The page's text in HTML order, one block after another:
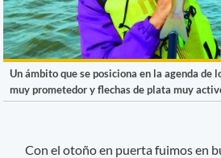
Un ámbito que se posiciona en la agenda de
muy prometedor y flechas de plata muy
Con el otoño en puerta fuimos en